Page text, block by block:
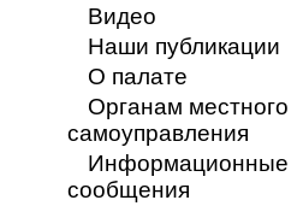
Видео
Наши публикации
О палате
Органам местного
самоуправления
Информационные
сообщения